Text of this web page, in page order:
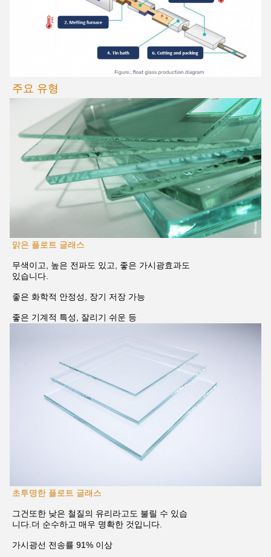
주요 유형
맑은 플로트 글래스
무색이고, 높은 전파도 있고, 좋은 가시광효과도
있습니다.
좋은 화학적 안정성, 장기 저장 가능
좋은 기계적 특성, 잘리기 쉬운 등
초투명한 플로트 글래스
그건 또한 낮은 철질의 유리라고도 불릴 수 있습
니다. 더 순수하고 매우 명확한 것입니다.
가시광선 전송률 91% 이상